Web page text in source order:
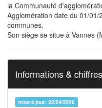
la Communauté
Agglomération date du 01/
communes.
Son siège se situe à Vannes
Informations &
mise à jour: 22/04/2026